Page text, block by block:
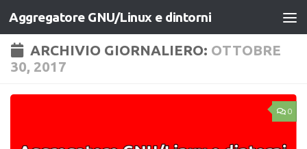
Salta al contenuto
Aggregatore GNU/Linux e dintorni
ARCHIVIO GIORNALIERO: OTTOBRE
30, 2017
0